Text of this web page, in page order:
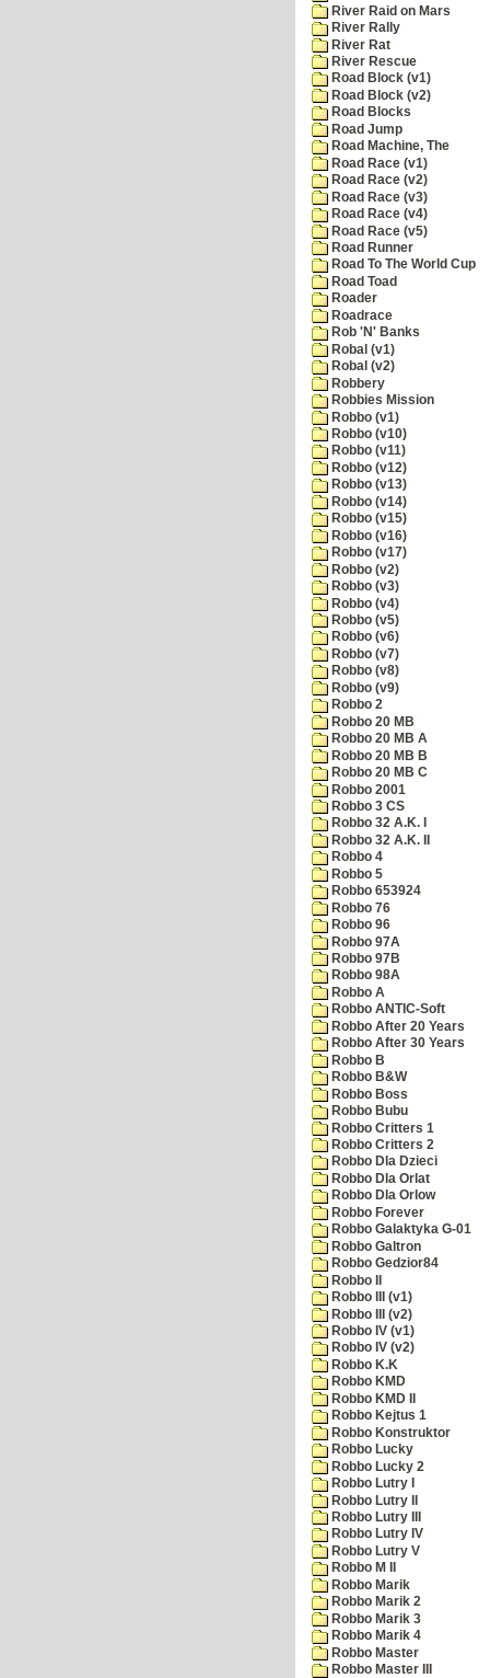
River Raid on Mars
River Rally
River Rat
River Rescue
Road Block (v1)
Road Block (v2)
Road Blocks
Road Jump
Road Machine, The
Road Race (v1)
Road Race (v2)
Road Race (v3)
Road Race (v4)
Road Race (v5)
Road Runner
Road To The World Cup
Road Toad
Roader
Roadrace
Rob 'N' Banks
Robal (v1)
Robal (v2)
Robbery
Robbies Mission
Robbo (v1)
Robbo (v10)
Robbo (v11)
Robbo (v12)
Robbo (v13)
Robbo (v14)
Robbo (v15)
Robbo (v16)
Robbo (v17)
Robbo (v2)
Robbo (v3)
Robbo (v4)
Robbo (v5)
Robbo (v6)
Robbo (v7)
Robbo (v8)
Robbo (v9)
Robbo 2
Robbo 20 MB
Robbo 20 MB A
Robbo 20 MB B
Robbo 20 MB C
Robbo 2001
Robbo 3 CS
Robbo 32 A.K. I
Robbo 32 A.K. II
Robbo 4
Robbo 5
Robbo 653924
Robbo 76
Robbo 96
Robbo 97A
Robbo 97B
Robbo 98A
Robbo A
Robbo ANTIC-Soft
Robbo After 20 Years
Robbo After 30 Years
Robbo B
Robbo B&W
Robbo Boss
Robbo Bubu
Robbo Critters 1
Robbo Critters 2
Robbo Dla Dzieci
Robbo Dla Orlat
Robbo Dla Orlow
Robbo Forever
Robbo Galaktyka G-01
Robbo Galtron
Robbo Gedzior84
Robbo II
Robbo III (v1)
Robbo III (v2)
Robbo IV (v1)
Robbo IV (v2)
Robbo K.K
Robbo KMD
Robbo KMD II
Robbo Kejtus 1
Robbo Konstruktor
Robbo Lucky
Robbo Lucky 2
Robbo Lutry I
Robbo Lutry II
Robbo Lutry III
Robbo Lutry IV
Robbo Lutry V
Robbo M II
Robbo Marik
Robbo Marik 2
Robbo Marik 3
Robbo Marik 4
Robbo Master
Robbo Master III